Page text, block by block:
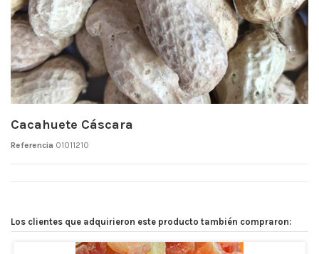
Cacahuete Cáscara
Referencia 01011210
Los clientes que adquirieron este producto también compraron: